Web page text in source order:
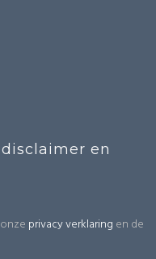
en
privacy verklaring en de